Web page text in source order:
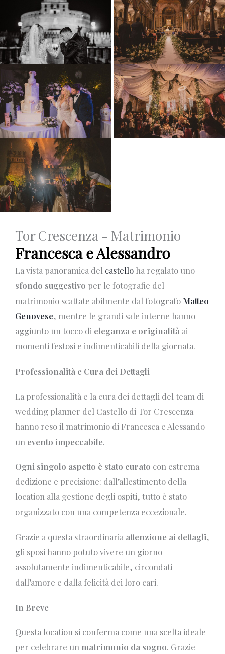
Tor Crescenza - Matrimonio
Francesca e Alessandro
La vista panoramica del castello ha regalato uno
sfondo suggestivo per le fotografie del
matrimonio scattate abilmente dal fotografo Matteo
Genovese, mentre le grandi sale interne hanno
aggiunto un tocco di eleganza e originalità ai
momenti festosi e indimenticabili della giornata.
Professionalità e Cura dei Dettagli
La professionalità e la cura dei dettagli del team di
wedding planner del Castello di Tor Crescenza
hanno reso il matrimonio di Francesca e Alessando
un evento impeccabile.
Ogni singolo aspetto è stato curato con estrema
dedizione e precisione: dall’allestimento della
location alla gestione degli ospiti, tutto è stato
organizzato con una competenza eccezionale.
Grazie a questa straordinaria attenzione ai dettagli,
gli sposi hanno potuto vivere un giorno
assolutamente indimenticabile, circondati
dall’amore e dalla felicità dei loro cari.
In Breve
Questa location si conferma come una scelta ideale
per celebrare un matrimonio da sogno. Grazie